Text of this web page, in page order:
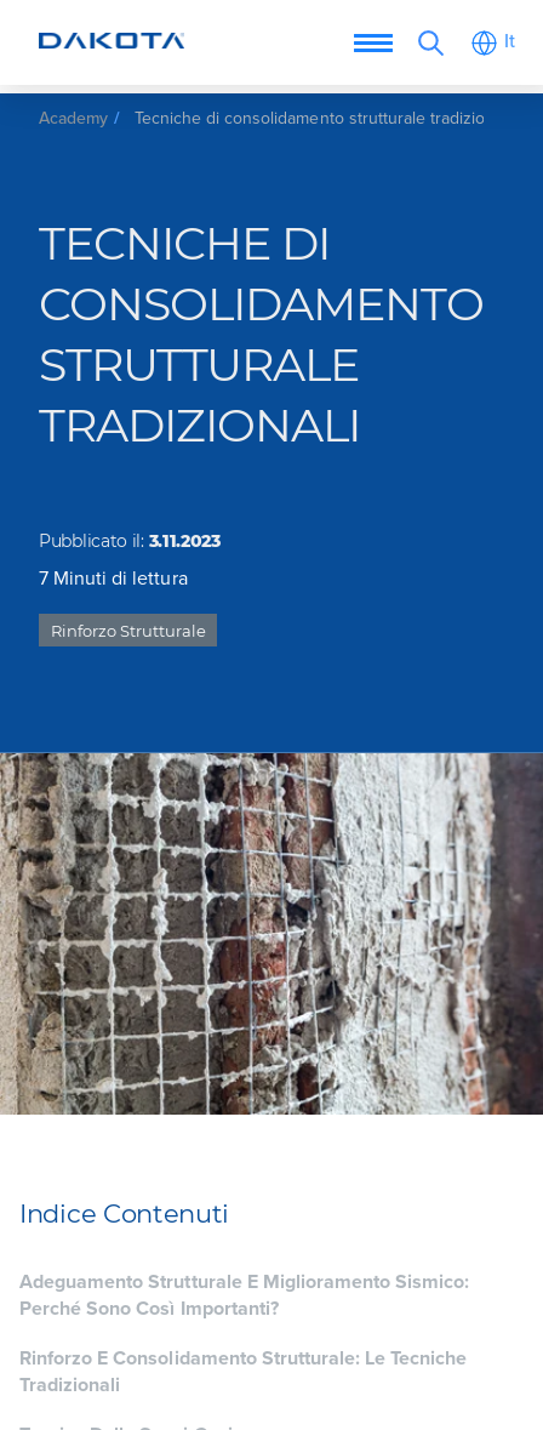
It
Academy Tecniche di consolidamento strutturale tradizionali
TECNICHE DI
CONSOLIDAMENTO
STRUTTURALE
TRADIZIONALI
Pubblicato il: 3.11.2023
7 Minuti di lettura
Rinforzo Strutturale
Indice Contenuti
Adeguamento Strutturale E Miglioramento Sismico:
Perché Sono Così Importanti?
Rinforzo E Consolidamento Strutturale: Le Tecniche
Tradizionali